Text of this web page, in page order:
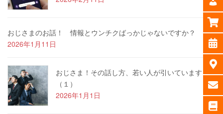
おじさまのお話！ 情報とウンチクばっかじゃないですか？
2026年1月11日
おじさま！その話し方、若い人が引いています
（１）
2026年1月1日